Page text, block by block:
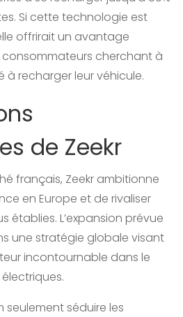
Si cette technologie est
offrirait un avantage
cherchant à
à recharger leur véhicule.
de Zeekr
français, Zeekr ambitionne
en Europe et de rivaliser
établies. L’expansion prévue
une stratégie globale visant
incontournable dans le
seulement séduire les